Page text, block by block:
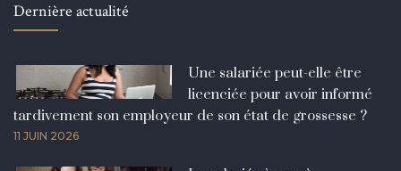
Dernière actualité
Une salariée peut-elle être
licenciée pour avoir informé
tardivement son employeur de son état de grossesse ?
11 JUIN 2026